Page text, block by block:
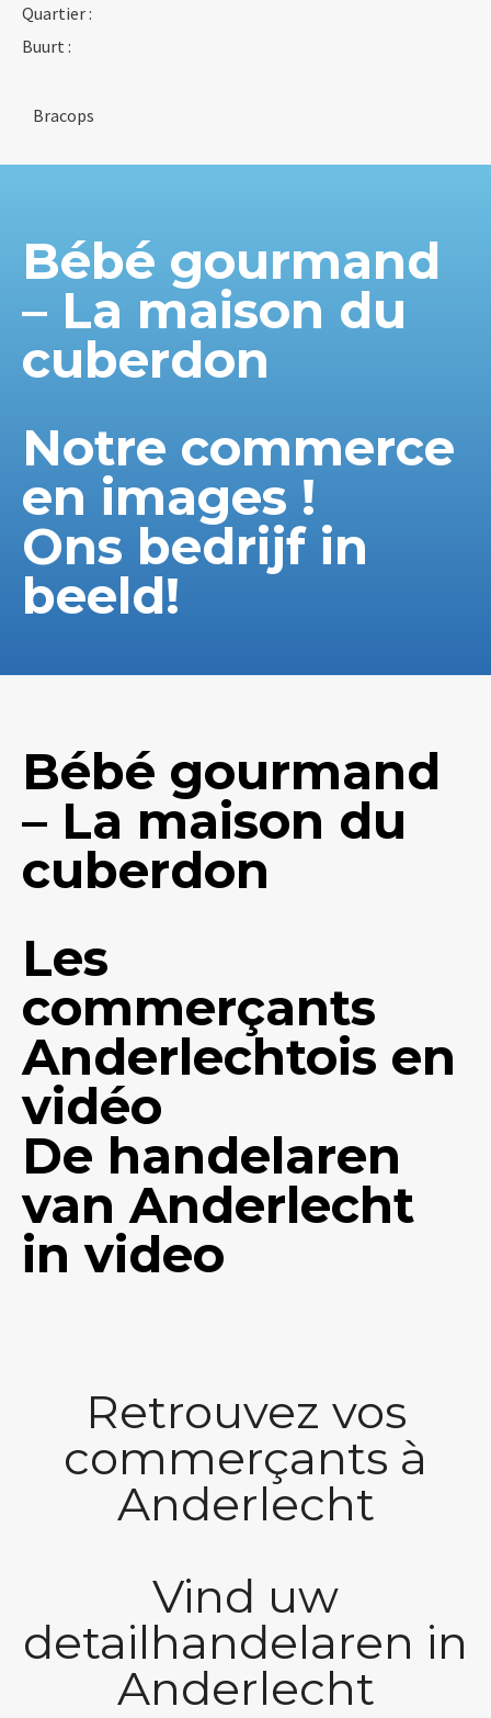
Quartier :
Buurt :
Bracops
Bébé gourmand
– La maison du
cuberdon
Notre commerce
en images !
Ons bedrijf in
beeld!
Bébé gourmand
– La maison du
cuberdon
Les
commerçants
Anderlechtois en
vidéo
De handelaren
van Anderlecht
in video
Retrouvez vos
commerçants à
Anderlecht
Vind uw
detailhandelaren in
Anderlecht